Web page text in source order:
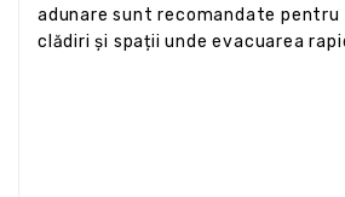
adunare sunt recomandate
clădiri și spații unde evacuarea